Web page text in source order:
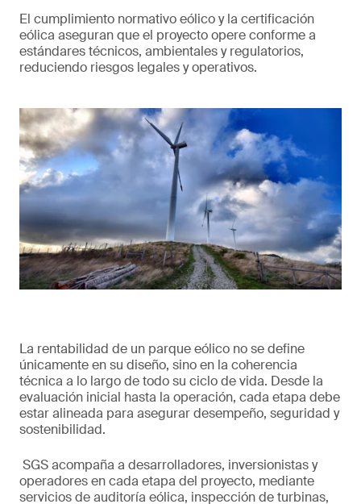
El cumplimiento normativo eólico y la certificación
eólica aseguran que el proyecto opere conforme a
estándares técnicos, ambientales y regulatorios,
reduciendo riesgos legales y operativos.
La rentabilidad de un parque eólico no se define
únicamente en su diseño, sino en la coherencia
técnica a lo largo de todo su ciclo de vida. Desde la
evaluación inicial hasta la operación, cada etapa debe
estar alineada para asegurar desempeño, seguridad y
sostenibilidad.
SGS acompaña a desarrolladores, inversionistas y
operadores en cada etapa del proyecto, mediante
servicios de auditoría eólica, inspección de turbinas,